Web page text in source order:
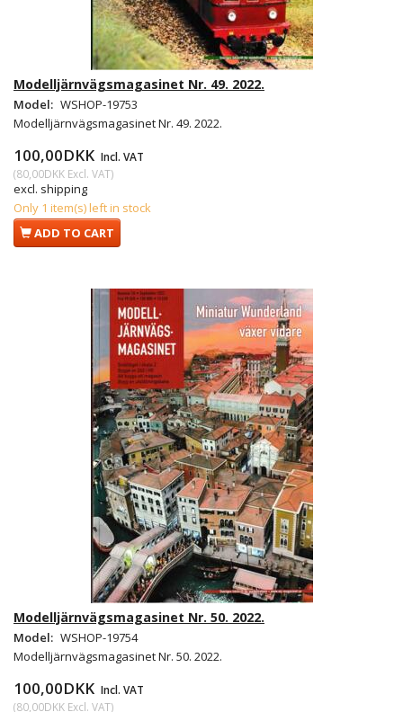
Modelljärnvägsmagasinet Nr. 49. 2022.
Model: WSHOP-19753
Modelljärnvägsmagasinet Nr. 49. 2022.
100,00DKK Incl. VAT
(80,00DKK Excl. VAT)
excl. shipping
Only 1 item(s) left in stock
ADD TO CART
Modelljärnvägsmagasinet Nr. 50. 2022.
Model: WSHOP-19754
Modelljärnvägsmagasinet Nr. 50. 2022.
100,00DKK Incl. VAT
(80,00DKK Excl. VAT)